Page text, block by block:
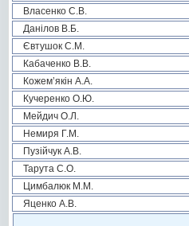
Власенко С.В.
Данілов В.Б.
Євтушок С.М.
Кабаченко В.В.
Кожем’якін А.А.
Кучеренко О.Ю.
Мейдич О.Л.
Немиря Г.М.
Пузійчук А.В.
Тарута С.О.
Цимбалюк М.М.
Яценко А.В.